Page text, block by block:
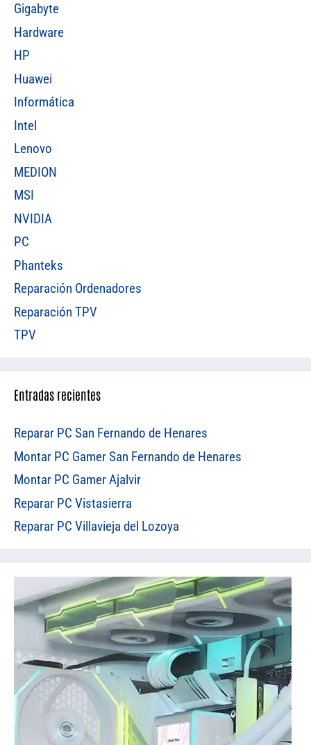
Gigabyte
Hardware
HP
Huawei
Informática
Intel
Lenovo
MEDION
MSI
NVIDIA
PC
Phanteks
Reparación Ordenadores
Reparación TPV
TPV
Entradas recientes
Reparar PC San Fernando de Henares
Montar PC Gamer San Fernando de Henares
Montar PC Gamer Ajalvir
Reparar PC Vistasierra
Reparar PC Villavieja del Lozoya